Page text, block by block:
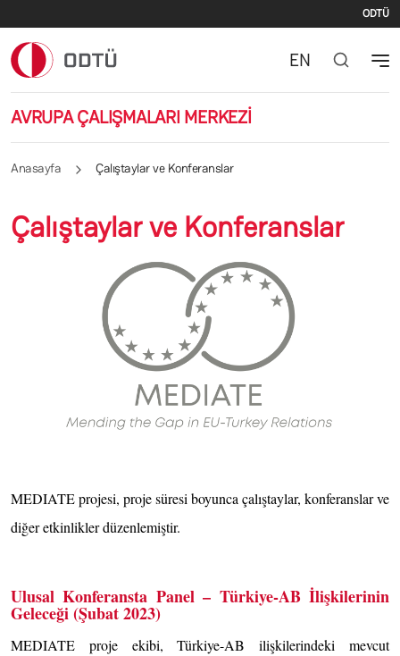
ODTÜ
AVRUPA ÇALIŞMALARI MERKEZİ
EN
Anasayfa Çalıştaylar ve Konferanslar
Çalıştaylar ve Konferanslar
MEDIATE projesi, proje süresi boyunca çalıştaylar, konferanslar ve
diğer etkinlikler düzenlemiştir.
Ulusal Konferansta Panel – Türkiye-AB İlişkilerinin
Geleceği (Şubat 2023)
MEDIATE proje ekibi, Türkiye-AB ilişkilerindeki mevcut